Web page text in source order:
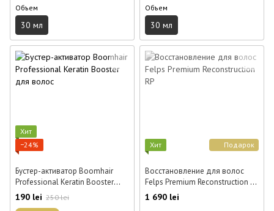
Объем
30 мл
Объем
30 мл
Хит
−24%
Бустер-активатор Boomhair
Professional Keratin Booster
для волос 30 мл
190 lei 250 lei
Подарок
Хит
Восстановление для волос
Felps Premium Reconstruction RP
2×500 мл
1 690 lei